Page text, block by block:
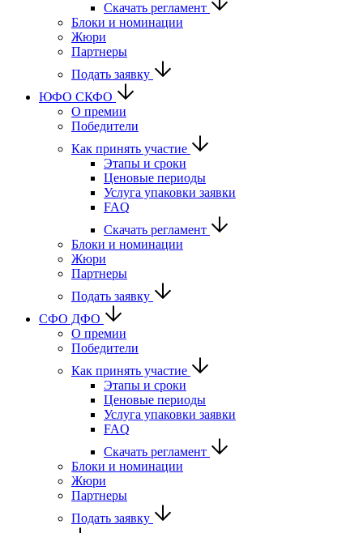
Скачать регламент
Блоки и номинации
Жюри
Партнеры
Подать заявку
ЮФО СКФО
О премии
Победители
Как принять участие
Этапы и сроки
Ценовые периоды
Услуга упаковки заявки
FAQ
Скачать регламент
Блоки и номинации
Жюри
Партнеры
Подать заявку
CФО ДФО
О премии
Победители
Как принять участие
Этапы и сроки
Ценовые периоды
Услуга упаковки заявки
FAQ
Скачать регламент
Блоки и номинации
Жюри
Партнеры
Подать заявку